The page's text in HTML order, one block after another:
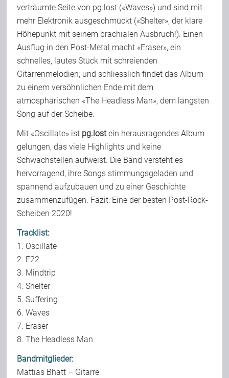
verträumte Seite von pg.lost («Waves») und sind mit
mehr Elektronik ausgeschmückt («Shelter», der klare
Höhepunkt mit seinem brachialen Ausbruch!). Einen
Ausflug in den Post-Metal macht «Eraser», ein
schnelles, lautes Stück mit schreienden
Gitarrenmelodien; und schliesslich findet das Album
zu einem versöhnlichen Ende mit dem
atmosphärischen «The Headless Man», dem längsten
Song auf der Scheibe.
Mit «Oscillate» ist pg.lostein herausragendes Album
gelungen, das viele Highlights und keine
Schwachstellen aufweist. Die Band versteht es
hervorragend, ihre Songs stimmungsgeladen und
spannend aufzubauen und zu einer Geschichte
zusammenzufügen. Fazit: Eine der besten Post-Rock-
Scheiben 2020!
Tracklist:
1. Oscillate
2. E22
3. Mindtrip
4. Shelter
5. Suffering
6. Waves
7. Eraser
8. The Headless Man
Bandmitglieder:
Mattias Bhatt – Gitarre